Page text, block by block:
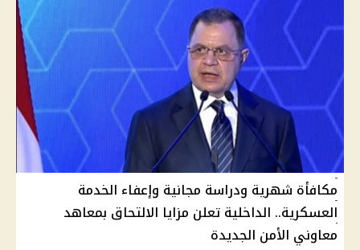
مكافأة شهرية ودراسة مجانية وإعفاء الخدمة
العسكرية.. الداخلية تعلن مزايا الالتحاق بمعاهد
معاوني الأمن الجديدة